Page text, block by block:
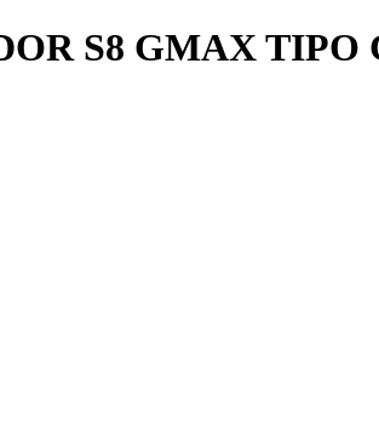
S8 GMAX TIPO